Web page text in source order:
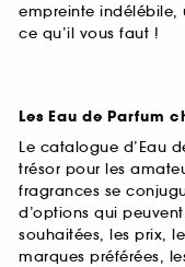
empreinte indélébile,
ce qu’il vous faut !
Les Eau de Parfum
Le catalogue d’Eau
trésor pour les
fragrances se
d’options qui
souhaitées, les prix,
marques préférées,